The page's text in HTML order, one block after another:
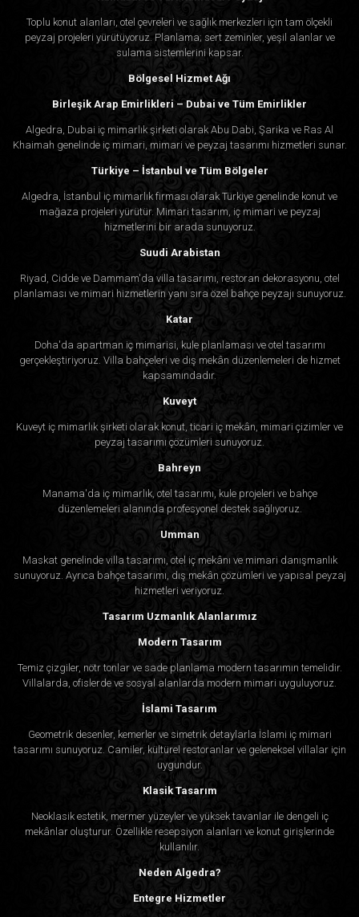
Toplu konut alanları, otel çevreleri ve sağlık merkezleri için tam ölçekli
peyzaj projeleri yürütüyoruz. Planlama; sert zeminler, yeşil alanlar ve
sulama sistemlerini kapsar.
Bölgesel Hizmet Ağı
Birleşik Arap Emirlikleri – Dubai ve Tüm Emirlikler
Algedra, Dubai iç mimarlık şirketi olarak Abu Dabi, Şarika ve Ras Al
Khaimah genelinde iç mimari, mimari ve peyzaj tasarımı hizmetleri sunar.
Türkiye – İstanbul ve Tüm Bölgeler
Algedra, İstanbul iç mimarlık firması olarak Türkiye genelinde konut ve
mağaza projeleri yürütür. Mimari tasarım, iç mimari ve peyzaj
hizmetlerini bir arada sunuyoruz.
Suudi Arabistan
Riyad, Cidde ve Dammam'da villa tasarımı, restoran dekorasyonu, otel
planlaması ve mimari hizmetlerin yanı sıra özel bahçe peyzajı sunuyoruz.
Katar
Doha'da apartman iç mimarisi, kule planlaması ve otel tasarımı
gerçekleştiriyoruz. Villa bahçeleri ve dış mekân düzenlemeleri de hizmet
kapsamındadır.
Kuveyt
Kuveyt iç mimarlık şirketi olarak konut, ticari iç mekân, mimari çizimler ve
peyzaj tasarımı çözümleri sunuyoruz.
Bahreyn
Manama'da iç mimarlık, otel tasarımı, kule projeleri ve bahçe
düzenlemeleri alanında profesyonel destek sağlıyoruz.
Umman
Maskat genelinde villa tasarımı, otel iç mekânı ve mimari danışmanlık
sunuyoruz. Ayrıca bahçe tasarımı, dış mekân çözümleri ve yapısal peyzaj
hizmetleri veriyoruz.
Tasarım Uzmanlık Alanlarımız
Modern Tasarım
Temiz çizgiler, nötr tonlar ve sade planlama modern tasarımın temelidir.
Villalarda, ofislerde ve sosyal alanlarda modern mimari uyguluyoruz.
İslami Tasarım
Geometrik desenler, kemerler ve simetrik detaylarla İslami iç mimari
tasarımı sunuyoruz. Camiler, kültürel restoranlar ve geleneksel villalar için
uygundur.
Klasik Tasarım
Neoklasik estetik, mermer yüzeyler ve yüksek tavanlar ile dengeli iç
mekânlar oluşturur. Özellikle resepsiyon alanları ve konut girişlerinde
kullanılır.
Neden Algedra?
Entegre Hizmetler